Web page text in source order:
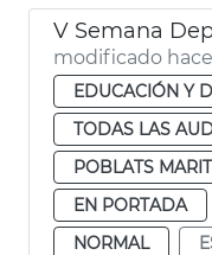
V Semana
modificado
EDUCACIÓN Y
TODAS LAS
POBLATS
EN PORTADA
NORMAL